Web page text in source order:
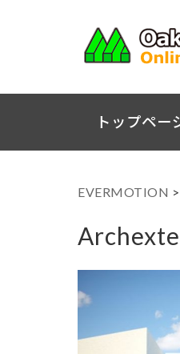
トップペー
EVERMOTION >